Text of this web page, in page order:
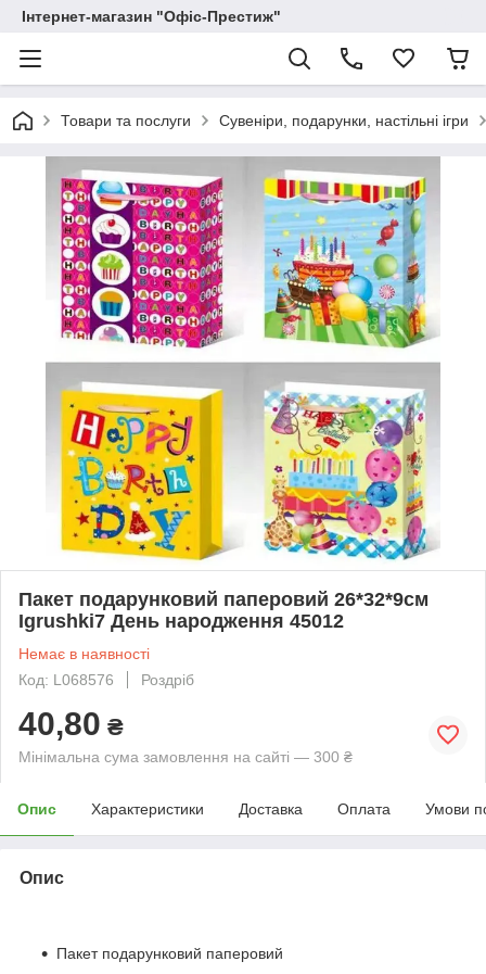
Інтернет-магазин "Офіс-Престиж"
Товари та послуги Сувеніри, подарунки, настільні ігри
Пакет подарунковий паперовий 26*32*9см
Igrushki7 День народження 45012
Немає в наявності
Код: L068576
Роздріб
40,80 ₴
Мінімальна сума замовлення на сайті — 300 ₴
Опис Характеристики Доставка Оплата Умови
Опис
Пакет подарунковий паперовий